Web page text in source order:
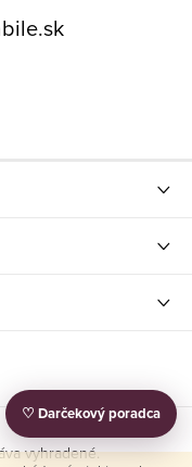
vyhradené.
♡ Darčekový poradca